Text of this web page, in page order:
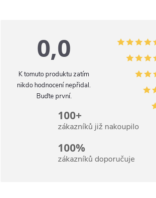
0,0
K tomuto produktu zatím
nikdo hodnocení nepřidal.
Buďte první.
100+
zákazníků již nakoupilo
100%
zákazníků doporučuje